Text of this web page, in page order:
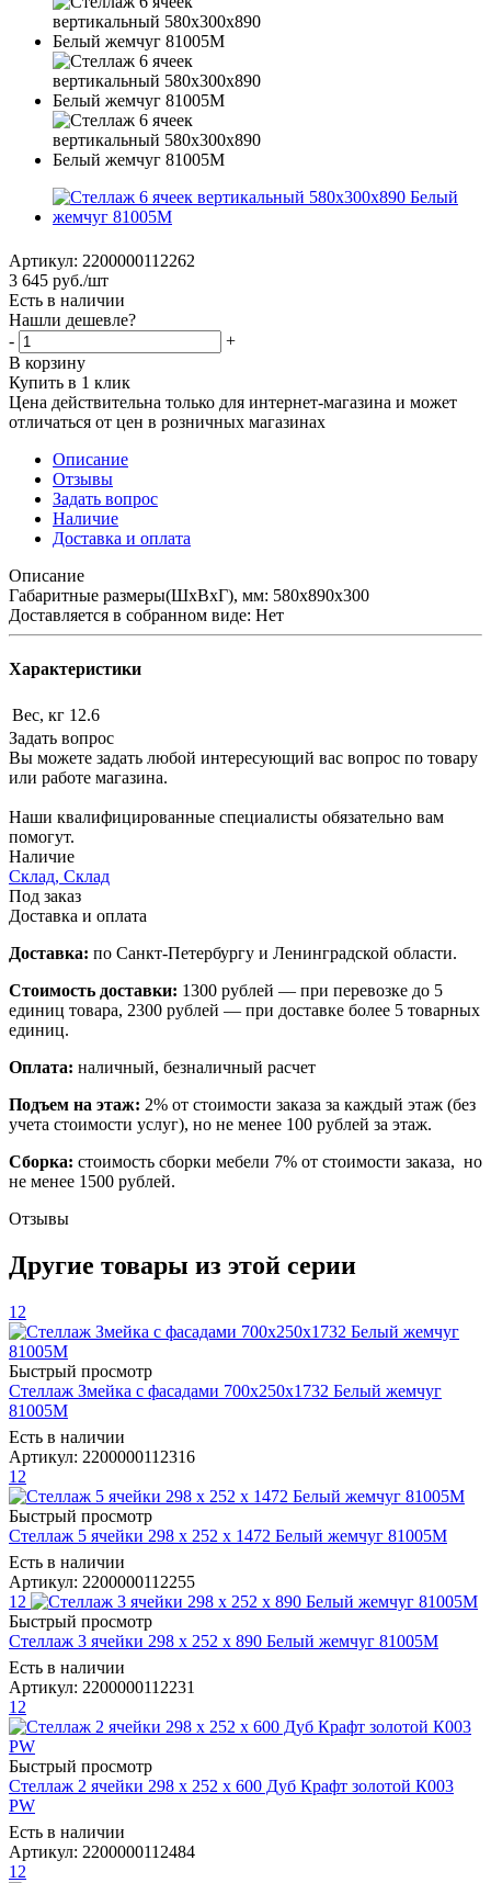
Артикул: 2200000112262
3 645 руб./шт
Есть в наличии
Нашли дешевле?
-
+
В корзину
Купить в 1 клик
Цена действительна только для интернет-магазина и может
отличаться от цен в розничных магазинах
Описание
Отзывы
Задать вопрос
Наличие
Доставка и оплата
Описание
Габаритные размеры(ШхВхГ), мм: 580х890х300
Доставляется в собранном виде: Нет
Характеристики
Вес, кг 12.6
Задать вопрос
Вы можете задать любой интересующий вас вопрос по товару
или работе магазина.
Наши квалифицированные специалисты обязательно вам
помогут.
Наличие
Склад, Склад
Под заказ
Доставка и оплата
Доставка: по Санкт-Петербургу и Ленинградской области.
Стоимость доставки: 1300 рублей — при перевозке до 5
единиц товара, 2300 рублей — при доставке более 5 товарных
единиц.
Оплата: наличный, безналичный расчет
Подъем на этаж: 2% от стоимости заказа за каждый этаж (без
учета стоимости услуг), но не менее 100 рублей за этаж.
Сборка: стоимость сборки мебели 7% от стоимости заказа, но
не менее 1500 рублей.
Отзывы
Другие товары из этой серии
12
Быстрый просмотр
Стеллаж Змейка с фасадами 700х250х1732 Белый жемчуг
81005М
Есть в наличии
Артикул: 2200000112316
12
Быстрый просмотр
Стеллаж 5 ячейки 298 х 252 х 1472 Белый жемчуг 81005М
Есть в наличии
Артикул: 2200000112255
12
Быстрый просмотр
Стеллаж 3 ячейки 298 х 252 х 890 Белый жемчуг 81005М
Есть в наличии
Артикул: 2200000112231
12
Быстрый просмотр
Стеллаж 2 ячейки 298 х 252 х 600 Дуб Крафт золотой К003
РW
Есть в наличии
Артикул: 2200000112484
12